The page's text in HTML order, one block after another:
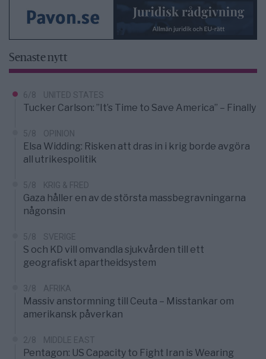
Senaste nytt
6/8 UNITED STATES
Tucker Carlson: ”It’s Time to Save America” – Finally
5/8 OPINION
Elsa Widding: Risken att dras in i krig borde avgöra
all utrikespolitik
5/8 KRIG & FRED
Gaza håller en av de största massbegravningarna
någonsin
5/8 SVERIGE
S och KD vill omvandla sjukvården till ett
geografiskt apartheidsystem
3/8 AFRIKA
Massiv anstormning till Ceuta – Misstankar om
amerikansk påverkan
2/8 MIDDLE EAST
Pentagon: US Capacity to Fight Iran is Wearing